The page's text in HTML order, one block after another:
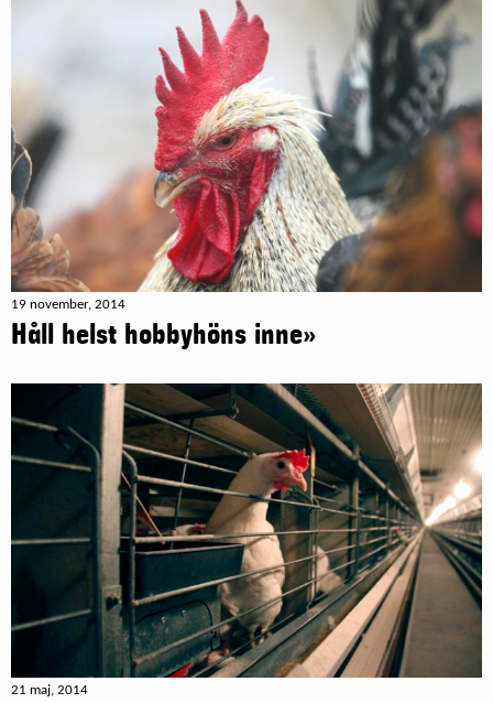
19 november, 2014
Håll helst hobbyhöns inne»
21 maj, 2014